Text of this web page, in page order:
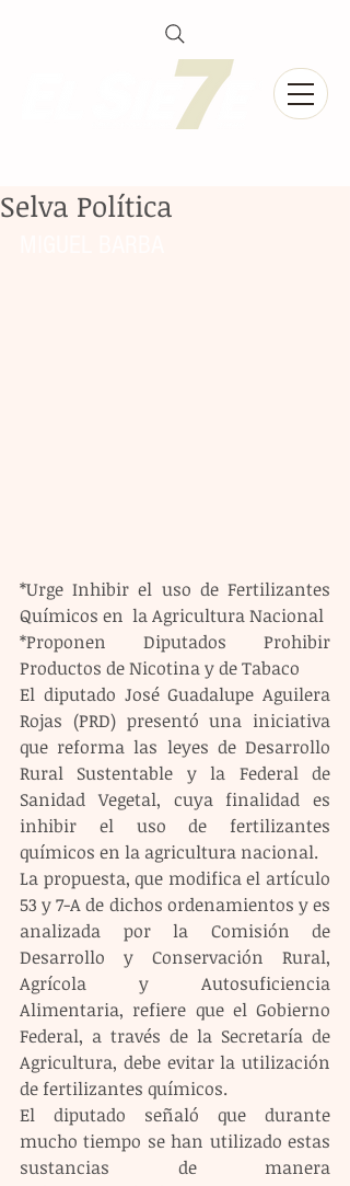
Selva Política
*Urge Inhibir el uso de Fertilizantes
Químicos en  la Agricultura Nacional
*Proponen Diputados Prohibir
Productos de Nicotina y de Tabaco
El diputado José Guadalupe Aguilera
Rojas (PRD) presentó una iniciativa
que reforma las leyes de Desarrollo
Rural Sustentable y la Federal de
Sanidad Vegetal, cuya finalidad es
inhibir el uso de fertilizantes
químicos en la agricultura nacional.
La propuesta, que modifica el artículo
53 y 7-A de dichos ordenamientos y es
analizada por la Comisión de
Desarrollo y Conservación Rural,
Agrícola y Autosuficiencia
Alimentaria, refiere que el Gobierno
Federal, a través de la Secretaría de
Agricultura, debe evitar la utilización
de fertilizantes químicos.
El diputado señaló que durante
mucho tiempo se han utilizado estas
sustancias de manera